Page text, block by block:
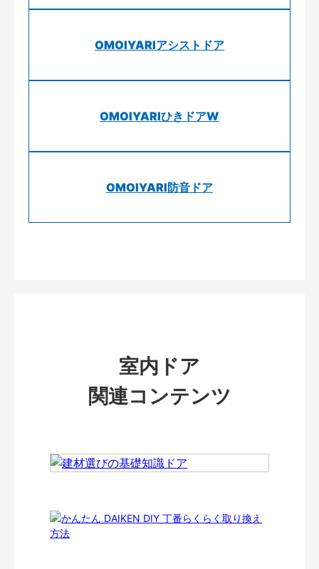
OMOIYARIアシストドア
OMOIYARIひきドアW
OMOIYARI防音ドア
室内ドア
関連コンテンツ